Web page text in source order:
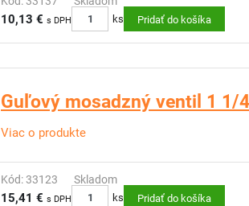
10,13 € s DPH ks Pridať do košíka
Guľový mosadzný ventil 1 1/
Viac o produkte
Kód: 33123 Skladom
15,41 € s DPH ks Pridať do košíka